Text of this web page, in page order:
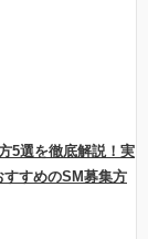
5選を徹底解説！実
すめのSM募集方